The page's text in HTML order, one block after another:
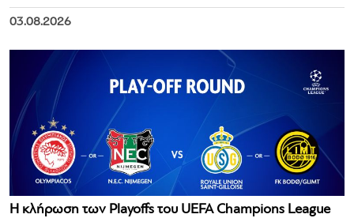
03.08.2026
Η κλήρωση των Playoffs του UEFA Champions League